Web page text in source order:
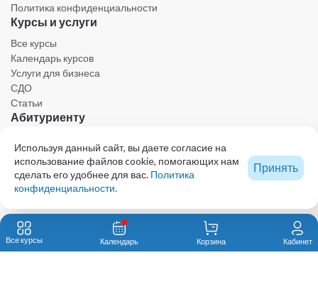
Политика конфиденциальности
Курсы и услуги
Все курсы
Календарь курсов
Услуги для бизнеса
СДО
Статьи
Абитуриенту
Календарь
Ресурсы
Техническая поддержка
Образовательный центр - проект КОЛЛЕГИИ ВЕТЕРИНАРНЫХ СПЕЦИАЛИСТОВ
© 2023 Все права защищены. При использовании любых материалов сайта,
включая графику и тексты, активная ссылка на eduvet.ru обязательна.
Автономная некоммерческая организация дополнительного профессионального
Все курсы Календарь Корзина Кабинет
Используя данный сайт, вы даете согласие на
использование файлов cookie, помогающих нам
сделать его удобнее для вас. Политика
конфиденциальности.
Принять